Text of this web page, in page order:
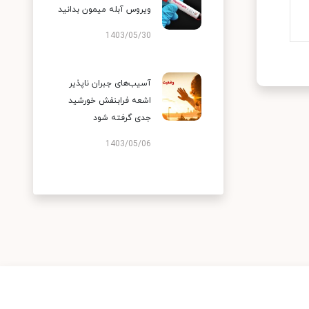
ویروس آبله میمون بدانید
1403/05/30
آسیب‌های جبران ناپذیر
اشعه فرابنفش خورشید
جدی گرفته شود
1403/05/06